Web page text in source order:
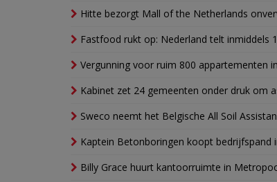
Hitte bezorgt Mall of the Netherlands
Fastfood rukt op: Nederland telt inmiddels
Vergunning voor ruim 800 appartementen
Kabinet zet 24 gemeenten onder druk om
Sweco neemt het Belgische All Soil
Kaptein Betonboringen koopt bedrijfspand
Billy Grace huurt kantoorruimte in